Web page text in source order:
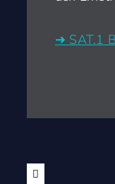
➜ SAT.1